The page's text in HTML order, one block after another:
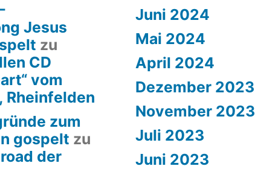
Jesus
zu
CD
vom
Rheinfelden
zum
gospelt zu
der
Juni 2024
Mai 2024
April 2024
Dezember 2023
November 2023
Juli 2023
Juni 2023